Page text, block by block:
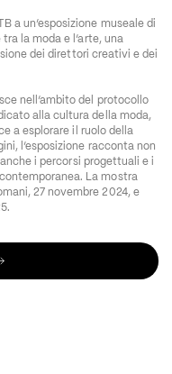
a un’esposizione museale di
la moda e l’arte, una
dei direttori creativi e dei
nell’ambito del protocollo
alla cultura della moda,
a esplorare il ruolo della
l’esposizione racconta non
i percorsi progettuali e i
La mostra
27 novembre 2024, e